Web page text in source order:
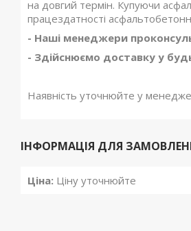
на довгий термін. Купуючи
працездатності
- Наші менеджери
- Здійснюємо доставку у
Наявність уточнюйте у
ІНФОРМАЦІЯ ДЛЯ
Ціна: Ціну уточнюйте